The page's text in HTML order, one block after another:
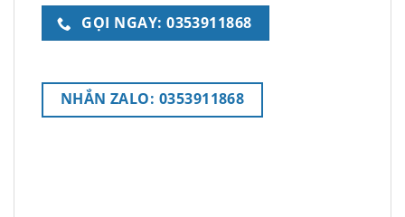
GỌI NGAY: 0353911868
NHẮN ZALO: 0353911868